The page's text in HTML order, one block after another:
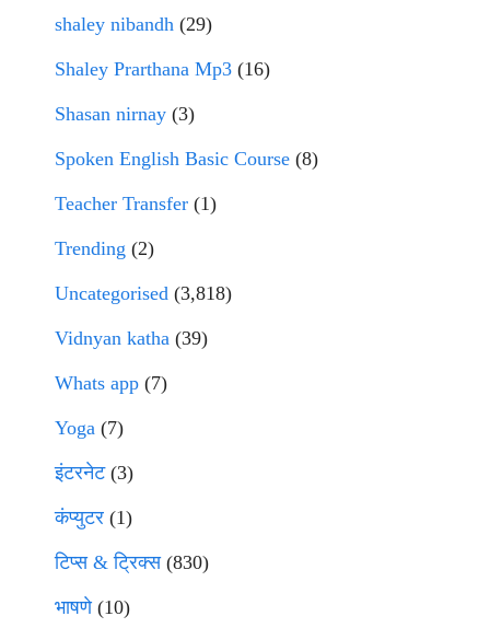
shaley nibandh (29)
Shaley Prarthana Mp3 (16)
Shasan nirnay (3)
Spoken English Basic Course (8)
Teacher Transfer (1)
Trending (2)
Uncategorised (3,818)
Vidnyan katha (39)
Whats app (7)
Yoga (7)
इंटरनेट(3)
कंप्युटर (1)
टिप्स & ट्रिक्स(830)
भाषणे(10)